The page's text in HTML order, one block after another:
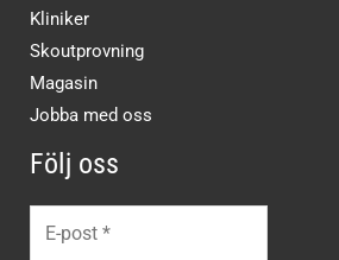
Kliniker
Skoutprovning
Magasin
Jobba med oss
Följ oss